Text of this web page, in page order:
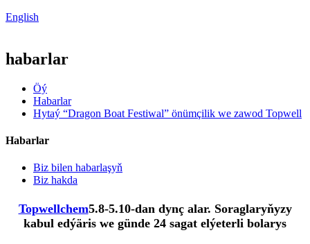
English
habarlar
Öý
Habarlar
Hytaý “Dragon Boat Festiwal” önümçilik we zawod Topwell
Habarlar
Biz bilen habarlaşyň
Biz hakda
Topwellchem5.8-5.10-dan dynç alar. Soraglaryňyzy
kabul edýäris we günde 24 sagat elýeterli bolarys